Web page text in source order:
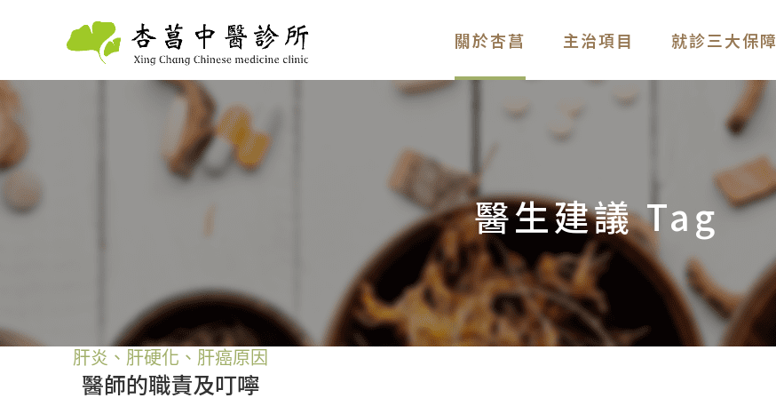
關於杏菖 主治項目 就診三大保障
醫生建議 Tag
肝炎、肝硬化、肝癌原因
醫師的職責及叮嚀